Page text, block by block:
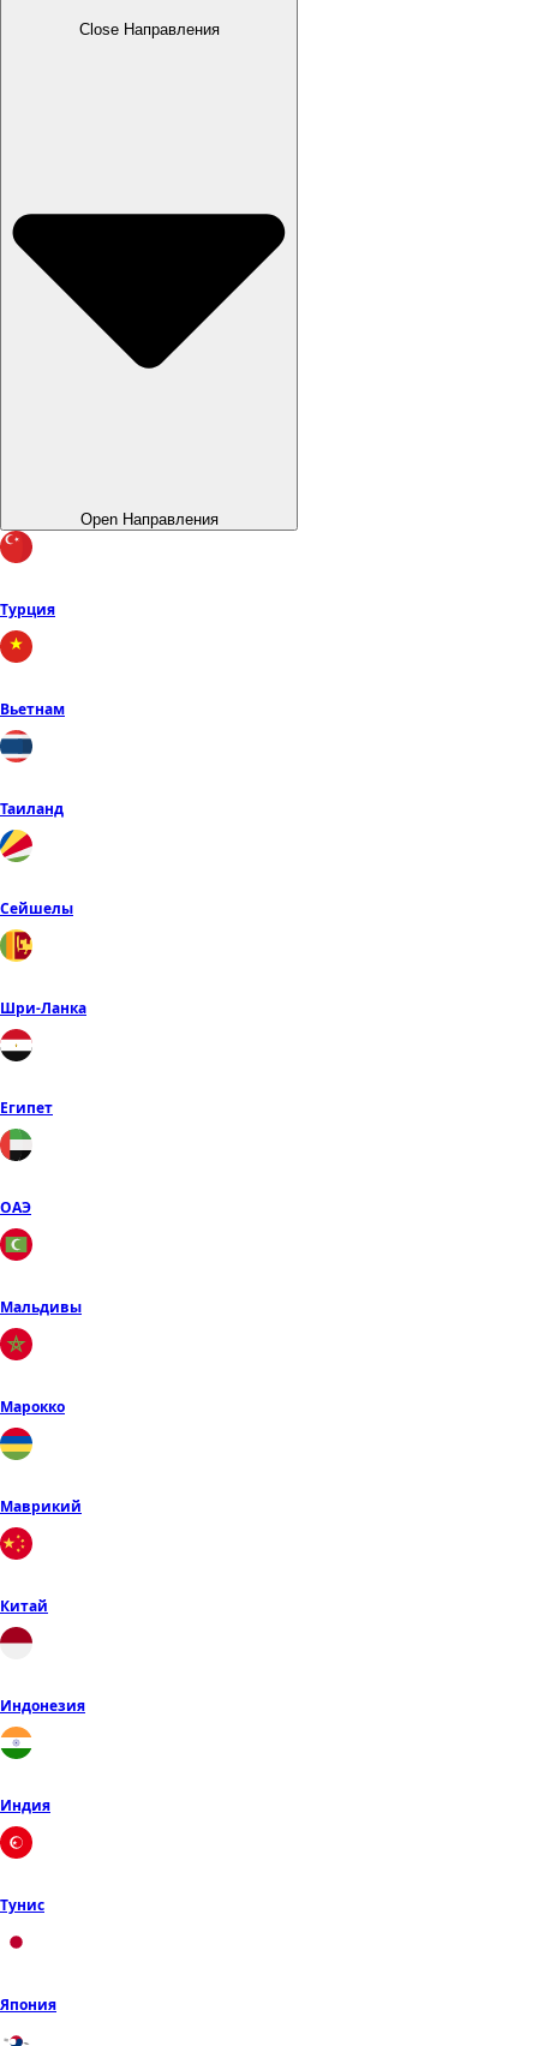
Close Направления
Open Направления
Турция
Вьетнам
Таиланд
Сейшелы
Шри-Ланка
Египет
ОАЭ
Мальдивы
Марокко
Маврикий
Китай
Индонезия
Индия
Тунис
Япония